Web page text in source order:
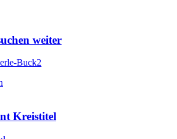
weiter
Kreistitel